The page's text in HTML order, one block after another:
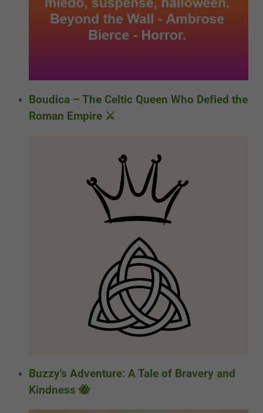
Boudica – The Celtic Queen Who Defied the
Roman Empire ⚔️
Buzzy's Adventure: A Tale of Bravery and
Kindness 🐝